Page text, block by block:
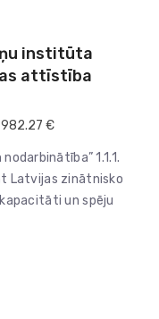
institūta
attīstība
982.27 €
1.1.1.
Latvijas zinātnisko
un spēju